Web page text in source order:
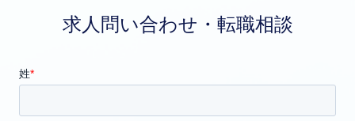
求人問い合わせ・転職相談